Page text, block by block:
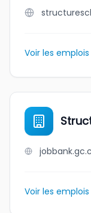
Voir les
Voir les